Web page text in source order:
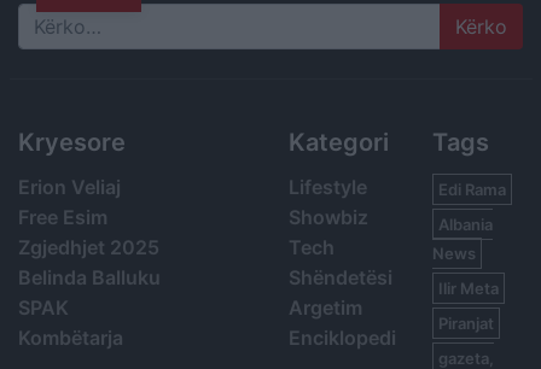
Search
Kryesore
Erion Veliaj
Free Esim
Zgjedhjet 2025
Belinda Balluku
SPAK
Kombëtarja
Kategori
Lifestyle
Showbiz
Tech
Shëndetësi
Argetim
Enciklopedi
Tags
Edi Rama
Albania
News
Ilir Meta
Piranjat
gazeta,